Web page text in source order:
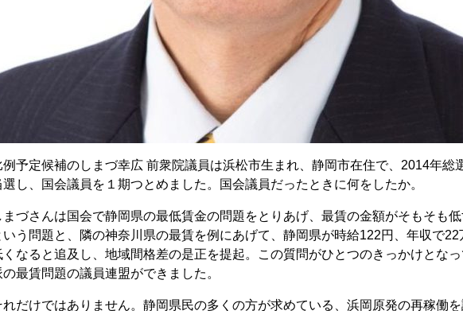
予定候補のしまづ幸広 前衆院議員は浜松市生まれ、静岡市在住で、2014年総
選し、国会議員を１期つとめました。国会議員だったときに何をしたか。
づさんは国会で静岡県の最低賃金の問題をとりあげ、最賃の金額がそもそも
いう問題と、隣の神奈川県の最賃を例にあげて、静岡県が時給122円、年収で22
くなると追及し、地域間格差の是正を提起。この質問がひとつのきっかけとなっ
の最賃問題の議員連盟ができました。
だけではありません。静岡県民の多くの方が求めている、浜岡原発の再稼働を